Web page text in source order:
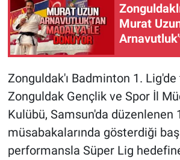
Murat
Zonguldak'ı Badminton 1.
Zonguldak Gençlik ve Spor İl
Kulübü, Samsun'da düzenlenen
müsabakalarında gösterdiği
performansla Süper Lig